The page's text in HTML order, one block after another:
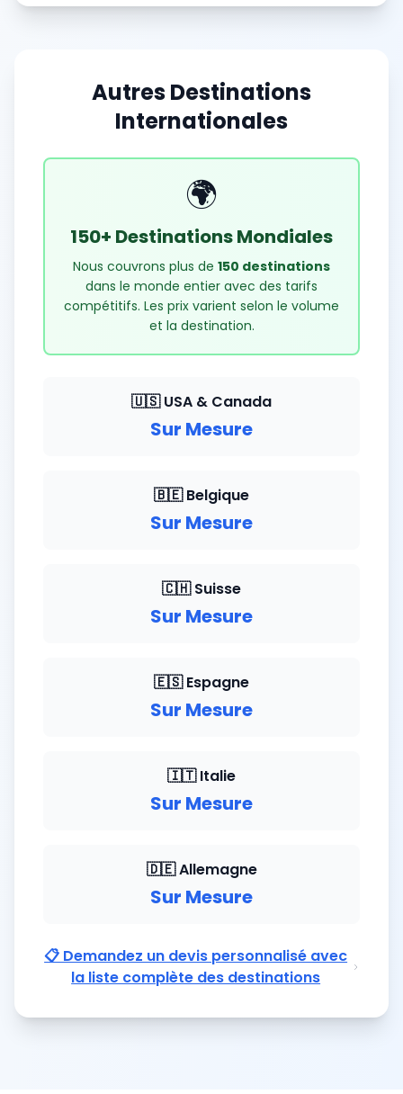
Autres Destinations
Internationales
🌍
150+ Destinations Mondiales
Nous couvrons plus de 150 destinations
dans le monde entier avec des tarifs
compétitifs. Les prix varient selon le volume
et la destination.
🇺🇸 USA & Canada
Sur Mesure
🇧🇪 Belgique
Sur Mesure
🇨🇭 Suisse
Sur Mesure
🇪🇸 Espagne
Sur Mesure
🇮🇹 Italie
Sur Mesure
🇩🇪 Allemagne
Sur Mesure
📋 Demandez un devis personnalisé avec
la liste complète des destinations